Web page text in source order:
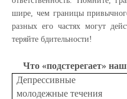
шире, чем границы
разных его частях могут
теряйте бдительности!
Что «подстерегает»
Депрессивные
молодежные течения